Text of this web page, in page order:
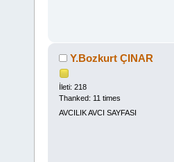
Y.Bozkurt ÇINAR
İleti: 218
Thanked: 11 times
AVCILIK AVCI SAYFASI